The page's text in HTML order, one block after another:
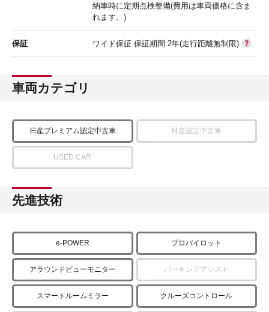
納車時に定期点検整備(費用は車両価格に含ま
れます。)
保証 ワイド保証 保証期間:2年(走行距離無制限)
車両カテゴリ
日産プレミアム認定中古車 日産認定中古車
USED CAR
先進技術
e-POWER プロパイロット
アラウンドビューモニター パーキングアシスト
スマートルームミラー クルーズコントロール